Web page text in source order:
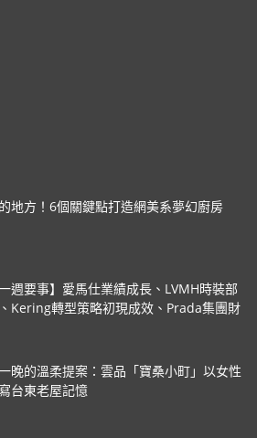
地方！6個關鍵點打造網美系夢幻廚房
一週要事】愛馬仕業績成長、LVMH時裝部
Kering轉型策略初現成效、Prada集團財
晚的溫柔提案：雲品「寶桑小町」以女性
台東老屋記憶